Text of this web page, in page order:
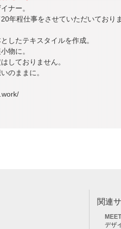
ナー。
年程仕事をさせていただいておりま
したテキスタイルを作成。
物に。
しておりません。
のままに。
関連
デザ